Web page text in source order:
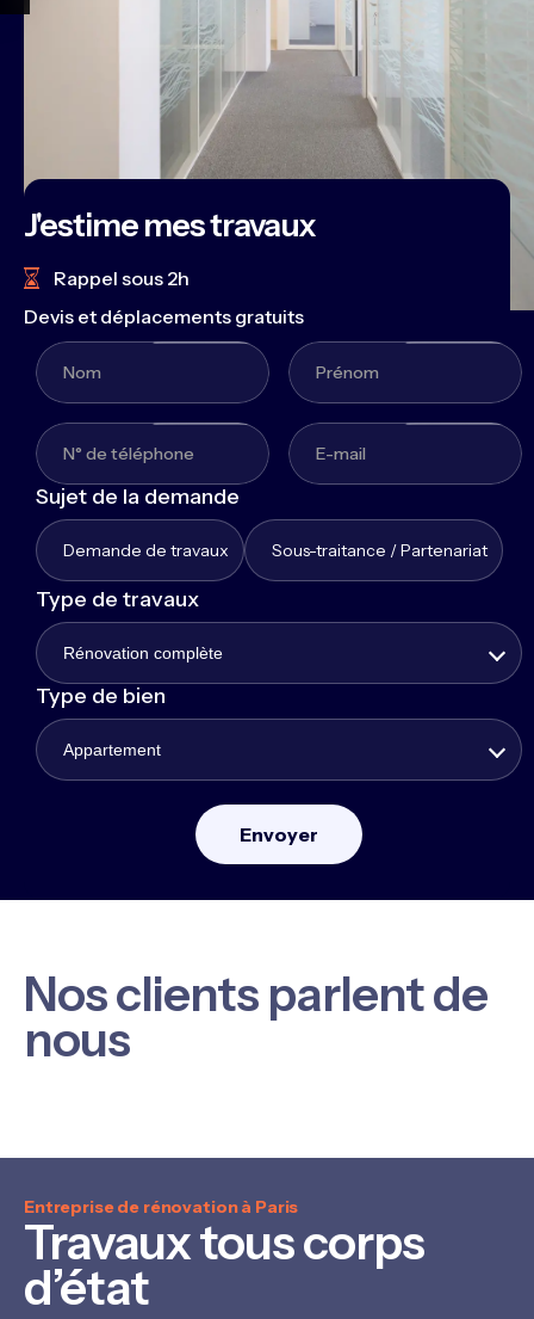
J'estime mes travaux
Rappel sous 2h
Devis et déplacements gratuits
Sujet de la demande
Demande de travaux Sous-traitance / Partenariat
Type de travaux
Rénovation complète
Type de bien
Appartement
Nos clients parlent de
nous
Entreprise de rénovation à Paris
Travaux tous corps
d’état